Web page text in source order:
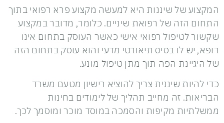
המקצוע של שיננות היא למעשה מקצוע פרא רפואי בתוך
התחום הזה של רפואת שיניים. כלומר, מדובר במקצוע
שקשור לטיפול רפואי אישי כאשר העוסק בתחום אינו
רופא, יש לו בסיס תיאורטי מדעי והוא עוסק בתחום הזה
של היגיינת הפה תוך מתן טיפול מונע.
כדי להיות שיננית צריך להוציא רישיון מטעם משרד
הבריאות. זה מחייב תהליך של לימודים בחינות
ממשלתיות מקיפות והסמכה במוסד מוכר ומוסמך לכך.